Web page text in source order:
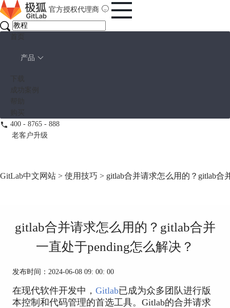
官方授权代理商
产品
400 - 8765 - 888
老客户升级
GitLab中文网站 > 使用技巧 > gitlab合并请求怎么用的？gitlab合
gitlab合并请求怎么用的？gitlab合并
一直处于pending怎么解决？
发布时间：2024-06-08 09: 00: 00
在现代软件开发中， Gitlab已成为众多团队进行版
本控制和代码管理的首选工具。Gitlab的合并请求